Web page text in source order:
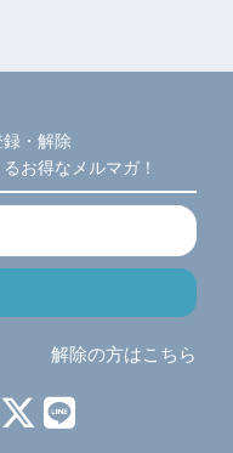
・解除
お得なメルマガ！
解除の方はこちら